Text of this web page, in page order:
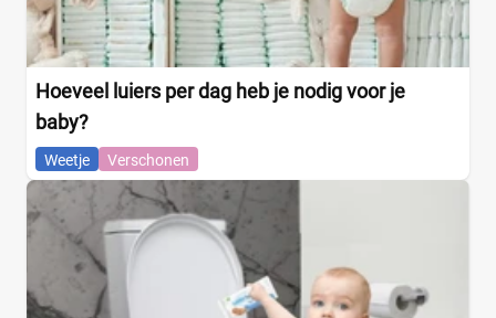
Hoeveel luiers per dag heb je nodig voor je
baby?
Weetje Verschonen